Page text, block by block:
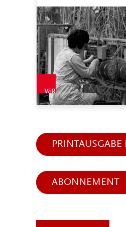
PRINTAUSGABE
ABONNEMENT